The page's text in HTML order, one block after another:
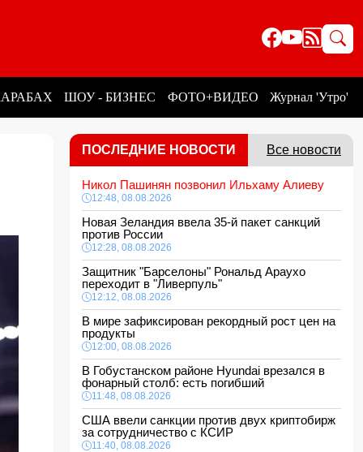
ШОУ - БИЗНЕС ФОТО+ВИДЕО Журнал 'Утро'
ПОСЛЕДНИЕ НОВОСТИ Все новости
Никол Пашинян позвонил Ильхаму Алиеву
12:48, 08.08.2026
Новая Зеландия ввела 35-й пакет санкций
против России
12:28, 08.08.2026
Защитник "Барселоны" Рональд Араухо
переходит в "Ливерпуль"
12:12, 08.08.2026
В мире зафиксирован рекордный рост цен на
продукты
12:00, 08.08.2026
В Гобустанском районе Hyundai врезался в
фонарный столб: есть погибший
11:48, 08.08.2026
США ввели санкции против двух криптобирж
за сотрудничество с КСИР
11:40, 08.08.2026